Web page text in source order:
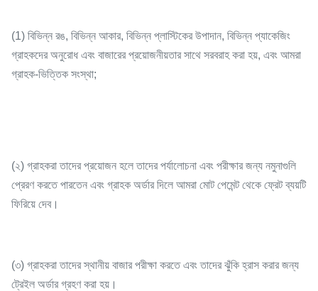
(1) বিভিন্ন রঙ, বিভিন্ন আকার, বিভিন্ন প্লাস্টিকের উপাদান, বিভিন্ন প্যাকেজিং
গ্রাহকদের অনুরোধ এবং বাজারের প্রয়োজনীয়তার সাথে সরবরাহ করা হয়, এবং আমরা
গ্রাহক-ভিত্তিক সংস্থা;
(২) গ্রাহকরা তাদের প্রয়োজন হলে তাদের পর্যালোচনা এবং পরীক্ষার জন্য নমুনাগুলি
প্রেরণ করতে পারতেন এবং গ্রাহক অর্ডার দিলে আমরা মোট পেমেন্ট থেকে ফ্রেট ব্যয়টি
ফিরিয়ে দেব।
(৩) গ্রাহকরা তাদের স্থানীয় বাজার পরীক্ষা করতে এবং তাদের ঝুঁকি হ্রাস করার জন্য
ট্রেইল অর্ডার গ্রহণ করা হয়।